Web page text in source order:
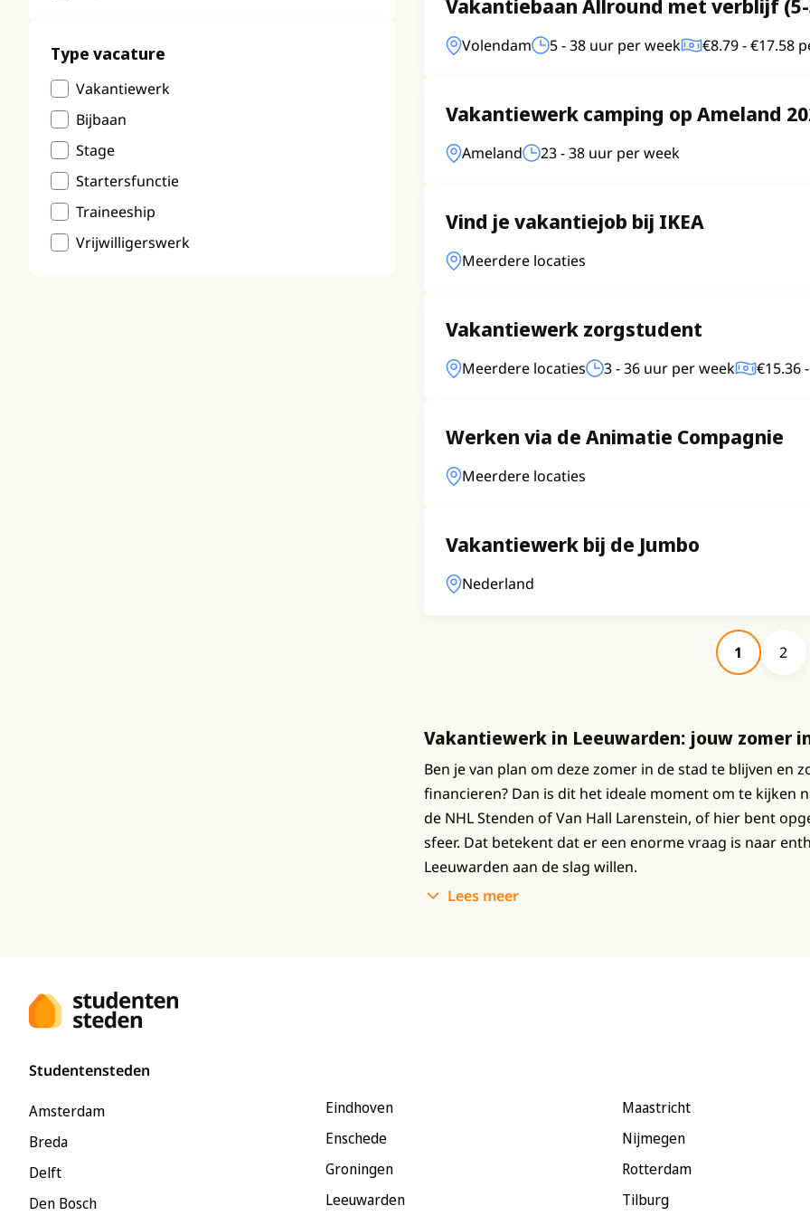
Type vacature
Vakantiewerk
Bijbaan
Stage
Startersfunctie
Traineeship
Vrijwilligerswerk
Vakantiebaan Allround met verblijf
Volendam 5 - 38 uur per week €8.79 - €17.58
Vakantiewerk camping op Ameland
Ameland 23 - 38 uur per week
Vind je vakantiejob bij IKEA
Meerdere locaties
Vakantiewerk zorgstudent
Meerdere locaties 3 - 36 uur per week €15.36
Werken via de Animatie Compagnie
Meerdere locaties
Vakantiewerk bij de Jumbo
Nederland
1 2
Vakantiewerk in Leeuwarden: jouw zomer
Ben je van plan om deze zomer in de stad te blijven en
financieren? Dan is dit het ideale moment om te kijken
de NHL Stenden of Van Hall Larenstein, of hier bent
sfeer. Dat betekent dat er een enorme vraag is naar
Leeuwarden aan de slag willen.
Lees meer
Studentensteden
Amsterdam
Breda
Delft
Den Bosch
Eindhoven
Enschede
Groningen
Leeuwarden
Maastricht
Nijmegen
Rotterdam
Tilburg